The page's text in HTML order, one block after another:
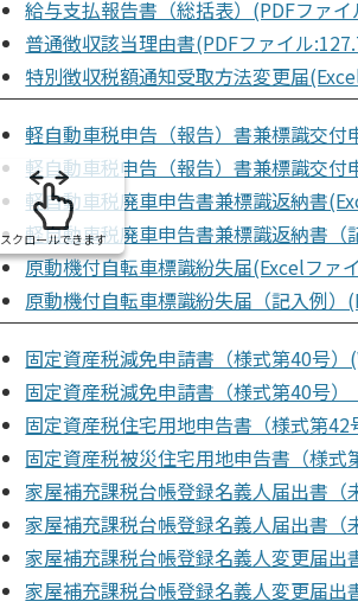
給与支払報告書（総括表）(PDFファ
普通徴収該当理由書(PDFファイル
特別徴収税額通知受取方法変更届
軽自動車税申告（報告）書兼標識交付
軽自動車税申告（報告）書兼標識交
軽自動車税廃車申告書兼標識返納書
軽自動車税廃車申告書兼標識返納書
原動機付自転車標識紛失届(Excelファ
原動機付自転車標識紛失届（記入例）
固定資産税減免申請書（様式第40号
固定資産税減免申請書（様式第40号）
固定資産税住宅用地申告書（様式第42
固定資産税被災住宅用地申告書（様式
家屋補充課税台帳登録名義人届出書（
家屋補充課税台帳登録名義人届出書（
家屋補充課税台帳登録名義人変更届出
家屋補充課税台帳登録名義人変更届出
スクロールできます